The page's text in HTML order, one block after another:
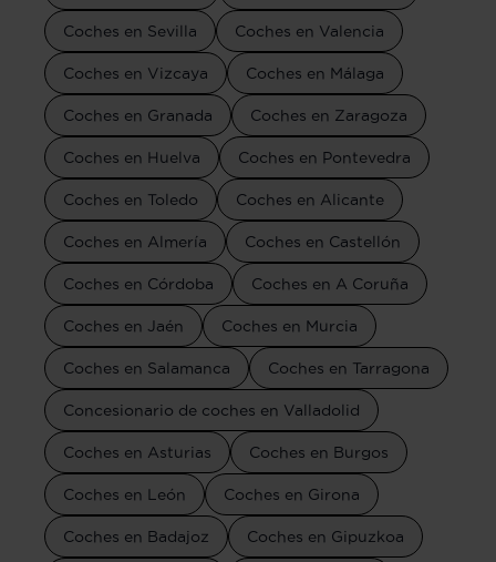
Coches en Sevilla Coches en Valencia
Coches en Vizcaya Coches en Málaga
Coches en Granada Coches en Zaragoza
Coches en Huelva Coches en Pontevedra
Coches en Toledo Coches en Alicante
Coches en Almería Coches en Castellón
Coches en Córdoba Coches en A Coruña
Coches en Jaén Coches en Murcia
Coches en Salamanca Coches en Tarragona
Concesionario de coches en Valladolid
Coches en Asturias Coches en Burgos
Coches en León Coches en Girona
Coches en Badajoz Coches en Gipuzkoa